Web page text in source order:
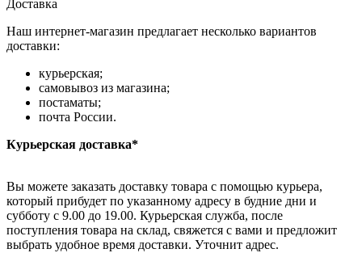
Доставка
Наш интернет-магазин предлагает несколько вариантов
доставки:
курьерская;
самовывоз из магазина;
постаматы;
почта России.
Курьерская доставка*
Вы можете заказать доставку товара с помощью курьера,
который прибудет по указанному адресу в будние дни и
субботу с 9.00 до 19.00. Курьерская служба, после
поступления товара на склад, свяжется с вами и предложит
выбрать удобное время доставки. Уточнит адрес.